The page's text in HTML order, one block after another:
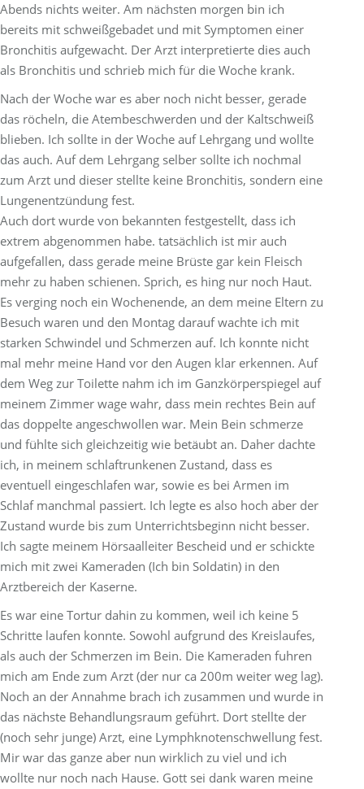
Abends nichts weiter. Am nächsten morgen bin ich
bereits mit schweißgebadet und mit Symptomen einer
Bronchitis aufgewacht. Der Arzt interpretierte dies auch
als Bronchitis und schrieb mich für die Woche krank.
Nach der Woche war es aber noch nicht besser, gerade
das röcheln, die Atembeschwerden und der Kaltschweiß
blieben. Ich sollte in der Woche auf Lehrgang und wollte
das auch. Auf dem Lehrgang selber sollte ich nochmal
zum Arzt und dieser stellte keine Bronchitis, sondern eine
Lungenentzündung fest.
Auch dort wurde von bekannten festgestellt, dass ich
extrem abgenommen habe. tatsächlich ist mir auch
aufgefallen, dass gerade meine Brüste gar kein Fleisch
mehr zu haben schienen. Sprich, es hing nur noch Haut.
Es verging noch ein Wochenende, an dem meine Eltern zu
Besuch waren und den Montag darauf wachte ich mit
starken Schwindel und Schmerzen auf. Ich konnte nicht
mal mehr meine Hand vor den Augen klar erkennen. Auf
dem Weg zur Toilette nahm ich im Ganzkörperspiegel auf
meinem Zimmer wage wahr, dass mein rechtes Bein auf
das doppelte angeschwollen war. Mein Bein schmerze
und fühlte sich gleichzeitig wie betäubt an. Daher dachte
ich, in meinem schlaftrunkenen Zustand, dass es
eventuell eingeschlafen war, sowie es bei Armen im
Schlaf manchmal passiert. Ich legte es also hoch aber der
Zustand wurde bis zum Unterrichtsbeginn nicht besser.
Ich sagte meinem Hörsaalleiter Bescheid und er schickte
mich mit zwei Kameraden (Ich bin Soldatin) in den
Arztbereich der Kaserne.
Es war eine Tortur dahin zu kommen, weil ich keine 5
Schritte laufen konnte. Sowohl aufgrund des Kreislaufes,
als auch der Schmerzen im Bein. Die Kameraden fuhren
mich am Ende zum Arzt (der nur ca 200m weiter weg lag).
Noch an der Annahme brach ich zusammen und wurde in
das nächste Behandlungsraum geführt. Dort stellte der
(noch sehr junge) Arzt, eine Lymphknotenschwellung fest.
Mir war das ganze aber nun wirklich zu viel und ich
wollte nur noch nach Hause. Gott sei dank waren meine